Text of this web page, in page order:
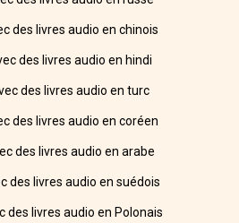
des livres audio en chinois
des livres audio en hindi
des livres audio en turc
des livres audio en coréen
des livres audio en arabe
des livres audio en suédois
des livres audio en Polonais